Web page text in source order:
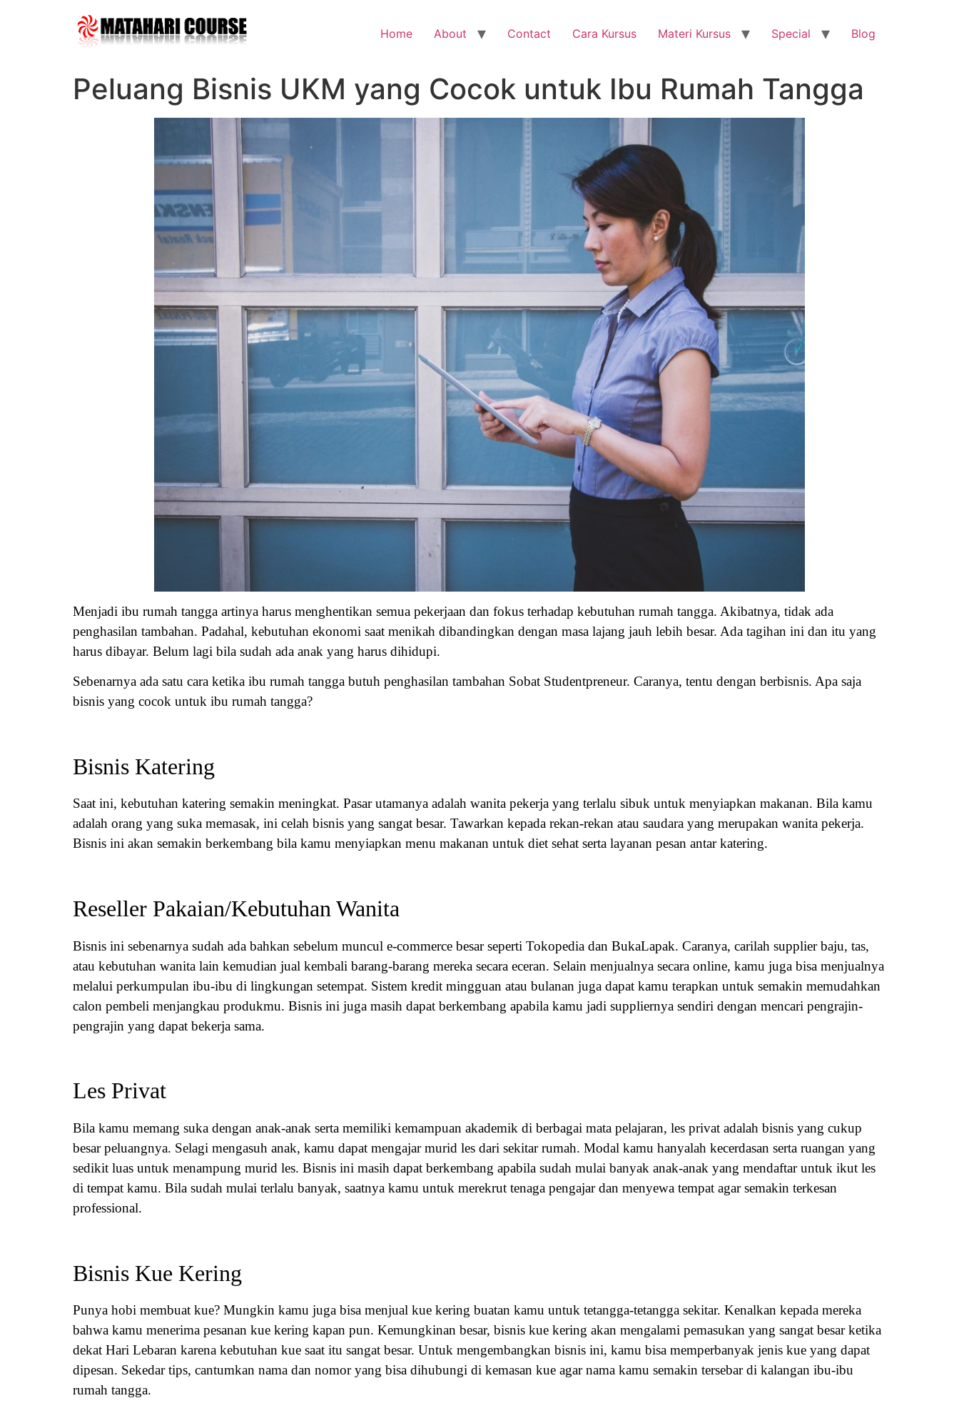
Home About Contact Cara Kursus Materi Kursus Special Blog
Peluang Bisnis UKM yang Cocok untuk Ibu Rumah Tangga
Menjadi ibu rumah tangga artinya harus menghentikan semua pekerjaan dan fokus terhadap kebutuhan rumah tangga. Akibatnya, tidak ada
penghasilan tambahan. Padahal, kebutuhan ekonomi saat menikah dibandingkan dengan masa lajang jauh lebih besar. Ada tagihan ini dan itu yang
harus dibayar. Belum lagi bila sudah ada anak yang harus dihidupi.
Sebenarnya ada satu cara ketika ibu rumah tangga butuh penghasilan tambahan Sobat Studentpreneur. Caranya, tentu dengan berbisnis. Apa saja
bisnis yang cocok untuk ibu rumah tangga?
Bisnis Katering
Saat ini, kebutuhan katering semakin meningkat. Pasar utamanya adalah wanita pekerja yang terlalu sibuk untuk menyiapkan makanan. Bila kamu
adalah orang yang suka memasak, ini celah bisnis yang sangat besar. Tawarkan kepada rekan-rekan atau saudara yang merupakan wanita pekerja.
Bisnis ini akan semakin berkembang bila kamu menyiapkan menu makanan untuk diet sehat serta layanan pesan antar katering.
Reseller Pakaian/Kebutuhan Wanita
Bisnis ini sebenarnya sudah ada bahkan sebelum muncul e-commerce besar seperti Tokopedia dan BukaLapak. Caranya, carilah supplier baju, tas,
atau kebutuhan wanita lain kemudian jual kembali barang-barang mereka secara eceran. Selain menjualnya secara online, kamu juga bisa menjualnya
melalui perkumpulan ibu-ibu di lingkungan setempat. Sistem kredit mingguan atau bulanan juga dapat kamu terapkan untuk semakin memudahkan
calon pembeli menjangkau produkmu. Bisnis ini juga masih dapat berkembang apabila kamu jadi suppliernya sendiri dengan mencari pengrajin-
pengrajin yang dapat bekerja sama.
Les Privat
Bila kamu memang suka dengan anak-anak serta memiliki kemampuan akademik di berbagai mata pelajaran, les privat adalah bisnis yang cukup
besar peluangnya. Selagi mengasuh anak, kamu dapat mengajar murid les dari sekitar rumah. Modal kamu hanyalah kecerdasan serta ruangan yang
sedikit luas untuk menampung murid les. Bisnis ini masih dapat berkembang apabila sudah mulai banyak anak-anak yang mendaftar untuk ikut les
di tempat kamu. Bila sudah mulai terlalu banyak, saatnya kamu untuk merekrut tenaga pengajar dan menyewa tempat agar semakin terkesan
professional.
Bisnis Kue Kering
Punya hobi membuat kue? Mungkin kamu juga bisa menjual kue kering buatan kamu untuk tetangga-tetangga sekitar. Kenalkan kepada mereka
bahwa kamu menerima pesanan kue kering kapan pun. Kemungkinan besar, bisnis kue kering akan mengalami pemasukan yang sangat besar ketika
dekat Hari Lebaran karena kebutuhan kue saat itu sangat besar. Untuk mengembangkan bisnis ini, kamu bisa memperbanyak jenis kue yang dapat
dipesan. Sekedar tips, cantumkan nama dan nomor yang bisa dihubungi di kemasan kue agar nama kamu semakin tersebar di kalangan ibu-ibu
rumah tangga.